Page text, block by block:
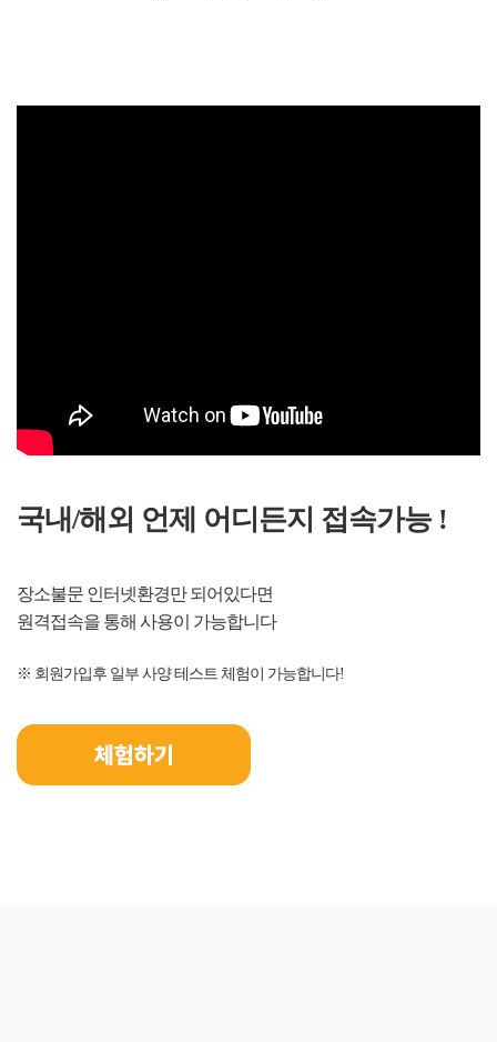
국내/해외 언제 어디든지 접속가능 !
장소불문 인터넷환경만 되어있다면
원격접속을 통해 사용이 가능합니다
※ 회원가입후 일부 사양 테스트 체험이 가능합니다!